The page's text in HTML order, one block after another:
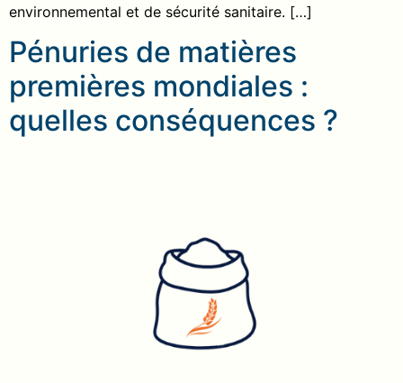
environnemental et de sécurité sanitaire. […]
Pénuries de matières
premières mondiales :
quelles conséquences ?